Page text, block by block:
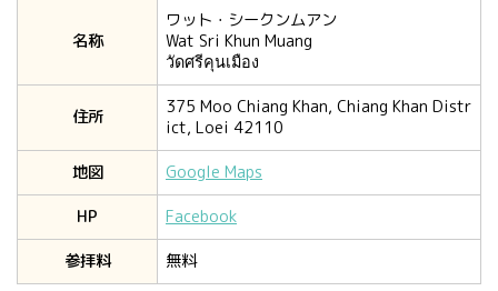
名称
ワット・シークンムアン
Wat Sri Khun Muang
วัดศรีคุนเมือง
住所
375 Moo Chiang Khan, Chiang Khan Distr
ict, Loei 42110
地図
Google Maps
HP
Facebook
参拝料
無料